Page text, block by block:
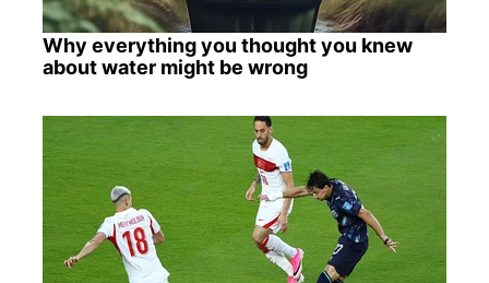
Why everything you thought you knew
about water might be wrong